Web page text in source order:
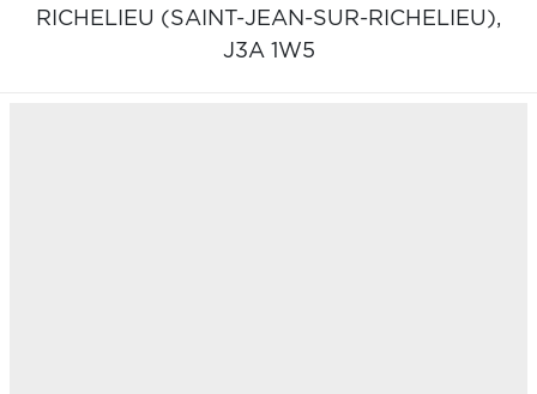
RICHELIEU (SAINT-JEAN-SUR-RICHELIEU),
J3A 1W5